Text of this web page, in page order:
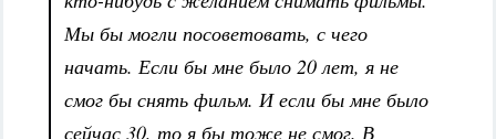
Мы бы могли посоветовать, с чего
начать. Если бы мне было 20 лет, я не
смог бы снять фильм. И если бы мне было
сейчас 30, то я бы тоже не смог. В